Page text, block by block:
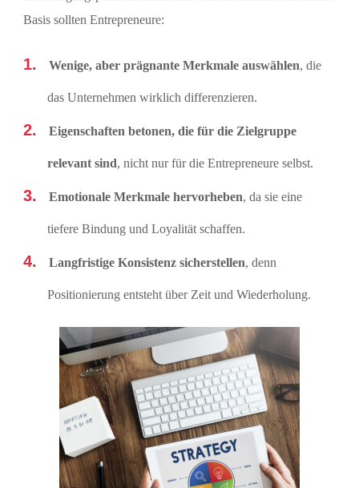
Basis sollten Entrepreneure:
Wenige, aber prägnante Merkmale auswählen, die
das Unternehmen wirklich differenzieren.
Eigenschaften betonen, die für die Zielgruppe
relevant sind, nicht nur für die Entrepreneure selbst.
Emotionale Merkmale hervorheben, da sie eine
tiefere Bindung und Loyalität schaffen.
Langfristige Konsistenz sicherstellen, denn
Positionierung entsteht über Zeit und Wiederholung.